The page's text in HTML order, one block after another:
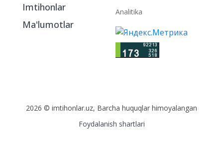
Imtihonlar
Ma'lumotlar
Analitika
2026 © imtihonlar.uz, Barcha huquqlar himoyalangan
Foydalanish shartlari